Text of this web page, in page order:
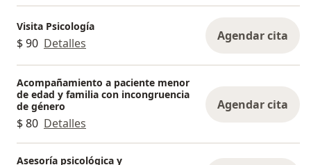
Visita Psicología
$ 90 Detalles Agendar cita
Acompañamiento a paciente menor
de edad y familia con incongruencia
de género
$ 80 Detalles
Agendar cita
Asesoría psicológica y